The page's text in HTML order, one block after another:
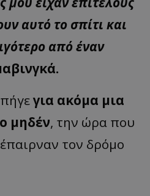
αυτό το σπίτι και
από έναν
για ακόμα μια
μηδέν, την ώρα που
τον δρόμο